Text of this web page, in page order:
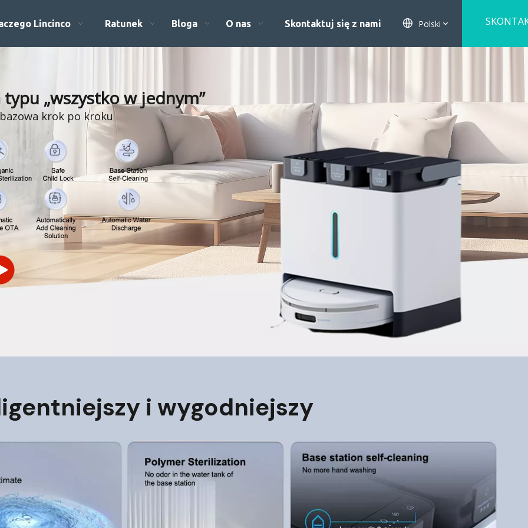
Lincinco Ratunek Bloga O nas Skontaktuj się z nami Polski
SIĘ Z
„wszystko w jednym”
krok po kroku
i wygodniejszy